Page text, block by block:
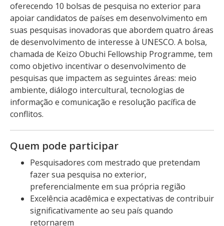
oferecendo 10 bolsas de pesquisa no exterior para
apoiar candidatos de países em desenvolvimento em
suas pesquisas inovadoras que abordem quatro áreas
de desenvolvimento de interesse à UNESCO. A bolsa,
chamada de Keizo Obuchi Fellowship Programme, tem
como objetivo incentivar o desenvolvimento de
pesquisas que impactem as seguintes áreas: meio
ambiente, diálogo intercultural, tecnologias de
informação e comunicação e resolução pacífica de
conflitos.
Quem pode participar
Pesquisadores com mestrado que pretendam
fazer sua pesquisa no exterior,
preferencialmente em sua própria região
Excelência acadêmica e expectativas de contribuir
significativamente ao seu país quando
retornarem